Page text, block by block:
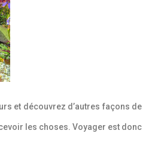
et découvrez d’autres façons de
les choses. Voyager est donc